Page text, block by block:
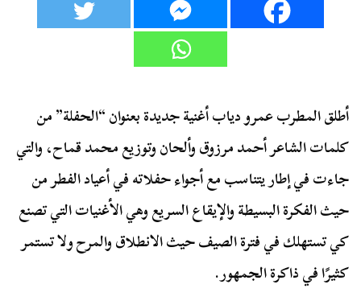
أطلق المطرب عمرو دياب أغنية جديدة بعنوان “الحفلة” من
كلمات الشاعر أحمد مرزوق وألحان وتوزيع محمد قماح، والتي
جاءت في إطار يتناسب مع أجواء حفلاته في أعياد الفطر من
حيث الفكرة البسيطة والإيقاع السريع وهي الأغنيات التي تصنع
كي تستهلك في فترة الصيف حيث الانطلاق والمرح ولا تستمر
كثيرًا في ذاكرة الجمهور.